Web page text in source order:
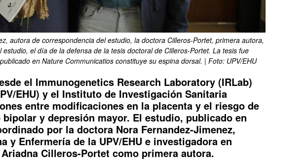
autora de correspondencia del estudio, la doctora Cilleros-Portet, primera autora,
el día de la defensa de la tesis doctoral de Cilleros-Portet. La tesis fue
en Nature Communicatios constituye su espina dorsal. | Foto: UPV/EHU
el Immunogenetics Research Laboratory (IRLab)
EHU) y el Instituto de Investigación Sanitaria
entre modificaciones en la placenta y el riesgo de
y depresión mayor. El estudio, publicado en
por la doctora Nora Fernandez-Jimenez,
y Enfermería de la UPV/EHU e investigadora en
Cilleros-Portet como primera autora.